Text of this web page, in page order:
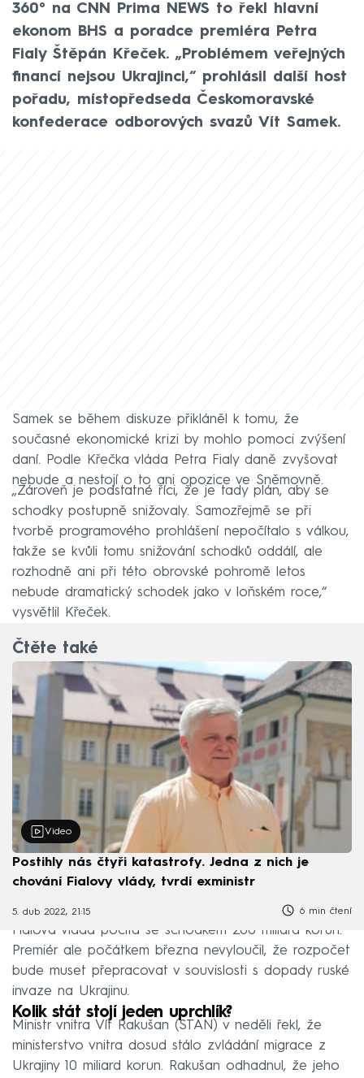
360° na CNN Prima NEWS to řekl hlavní
ekonom BHS a poradce premiéra Petra
Fialy Štěpán Křeček. „Problémem veřejných
financí nejsou Ukrajinci,“ prohlásil další host
pořadu, místopředseda Českomoravské
konfederace odborových svazů Vít Samek.
Samek se během diskuze přikláněl k tomu, že
současné ekonomické krizi by mohlo pomoci zvýšení
daní. Podle Křečka vláda Petra Fialy daně zvyšovat
nebude a nestojí o to ani opozice ve Sněmovně.
„Zároveň je podstatné říci, že je tady plán, aby se
schodky postupně snižovaly. Samozřejmě se při
tvorbě programového prohlášení nepočítalo s válkou,
takže se kvůli tomu snižování schodků oddálí, ale
rozhodně ani při této obrovské pohromě letos
nebude dramatický schodek jako v loňském roce,“
vysvětlil Křeček.
Čtěte také
Video
Postihly nás čtyři katastrofy. Jedna z nich je
chování Fialovy vlády, tvrdí exministr
5. dub 2022, 21:15 6 min čtení
Fialova vláda počítá se schodkem 280 miliard korun.
Premiér ale počátkem března nevyloučil, že rozpočet
bude muset přepracovat v souvislosti s dopady ruské
invaze na Ukrajinu.
Kolik stát stojí jeden uprchlík?
Ministr vnitra Vít Rakušan (STAN) v neděli řekl, že
ministerstvo vnitra dosud stálo zvládání migrace z
Ukrajiny 10 miliard korun. Rakušan odhadnul, že jeho